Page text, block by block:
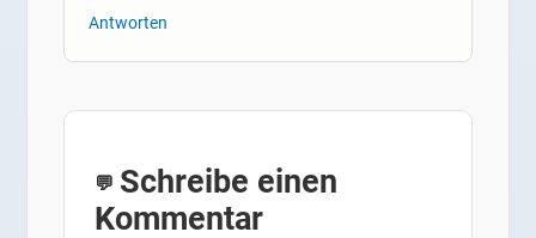
Antworten
Schreibe einen
Kommentar